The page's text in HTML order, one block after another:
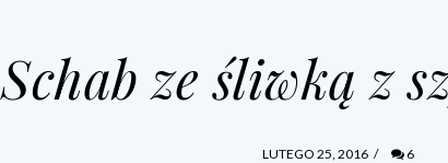
Schab ze śliwką z
LUTEGO 25, 2016 / 6